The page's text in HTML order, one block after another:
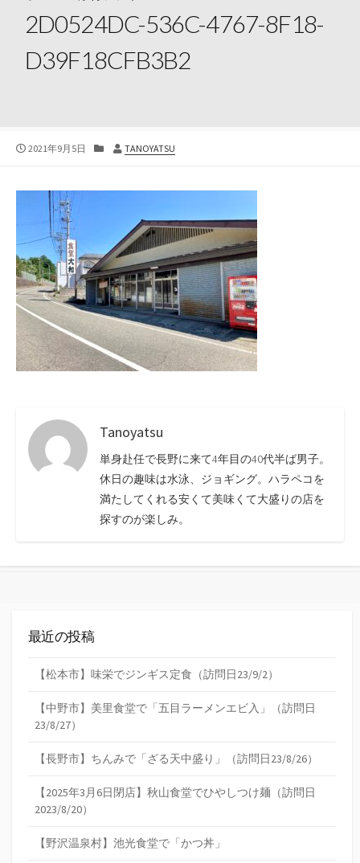
2D0524DC-536C-4767-8F18-
D39F18CFB3B2
公
2021年9月5日
カ
リ
投
TANOYATSU
Tanoyatsu
単身赴任で長野に来て4年目の40代半ば男子。
休日の趣味は水泳、ジョギング。ハラペコを
満たしてくれる安くて美味くて大盛りの店を
探すのが楽しみ。
最近の投稿
【松本市】味栄でジンギス定食（訪問日23/9/2）
【中野市】美里食堂で「五目ラーメンエビ入」（訪問日
23/8/27）
【長野市】ちんみで「ざる天中盛り」（訪問日23/8/26）
【2025年3月6日閉店】秋山食堂でひやしつけ麺（訪問日
2023/8/20）
【野沢温泉村】池光食堂で「かつ丼」